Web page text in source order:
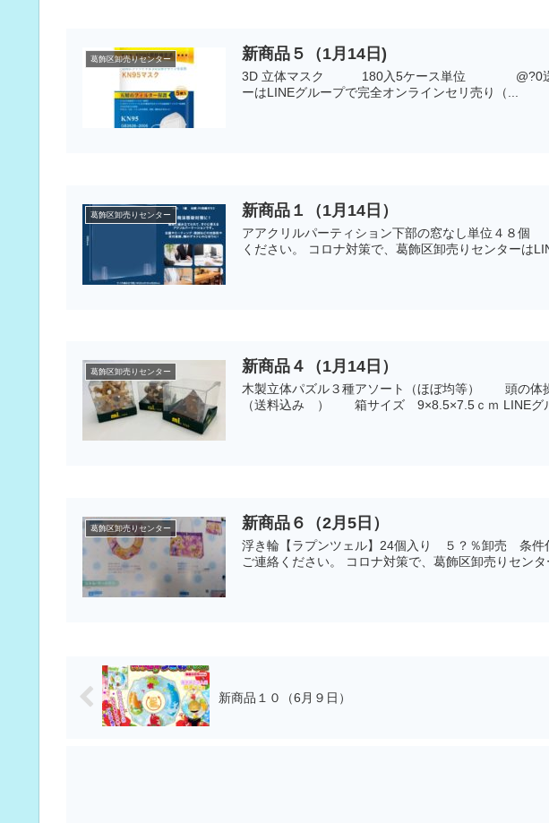
葛飾区卸売りセンター 新商品５（1月14日)
3D 立体マスク 180入5ケース単位 @?0送料込み
ーはLINEグループで完全オンラインセリ売り（...
葛飾区卸売りセンター 新商品１（1月14日）
アアクリルパーティション下部の窓なし単位４
ください。 コロナ対策で、葛飾区卸売りセンターは
葛飾区卸売りセンター 新商品４（1月14日）
木製立体パズル３種アソート（ほぼ均等）
（送料込み ） 箱サイズ 9×8.5×7.5ｃｍ LINEグ
葛飾区卸売りセンター 新商品６（2月5日）
浮き輪【ラプンツェル】24個入り ５？％卸売 条件
ご連絡ください。 コロナ対策で、葛飾区卸売りセンタ
新商品１０（6月９日）